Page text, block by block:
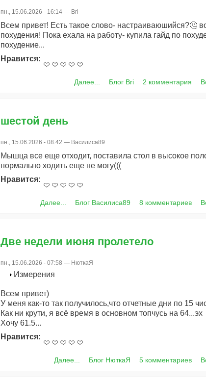
пн., 15.06.2026 - 16:14 — Bri
Всем привет! Есть такое слово- настраиваюшийся?🤔
похудения! Пока ехала на работу- купила гайд по
похудение...
Нравится:
Далее... Блог Bri 2 комментария
шестой день
пн., 15.06.2026 - 08:42 — Василиса89
Мышца все еще отходит, поставила стол в высокое
нормально ходить еще не могу(((
Нравится:
Далее... Блог Василиса89 8 комментариев
Две недели июня пролетело
пн., 15.06.2026 - 07:58 — НюткаЯ
Измерения
Всем привет)
У меня как-то так получилось,что отчетные дни по 15
Как ни крути, я всё время в основном топчусь на 64...эх
Хочу 61.5...
Нравится:
Далее... Блог НюткаЯ 5 комментариев